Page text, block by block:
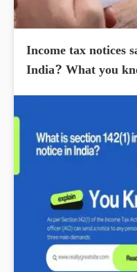
Income tax notices
India? What you